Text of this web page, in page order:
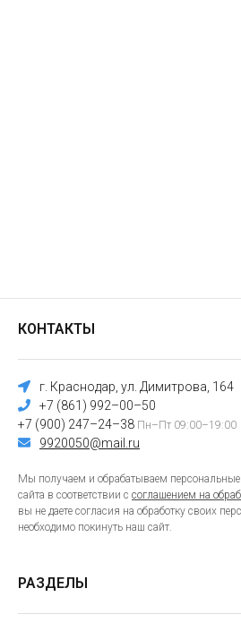
КОНТАКТЫ
г. Краснодар, ул. Димитрова, 164
+7 (861) 992–00–50
+7 (900) 247–24–38 Пн–Пт 09:00–19:00
9920050@mail.ru
Мы получаем и обрабатываем персональные
сайта в соответствии с соглашением на
вы не даете согласия на обработку своих
необходимо покинуть наш сайт.
РАЗДЕЛЫ